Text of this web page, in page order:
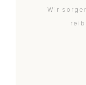
Wir